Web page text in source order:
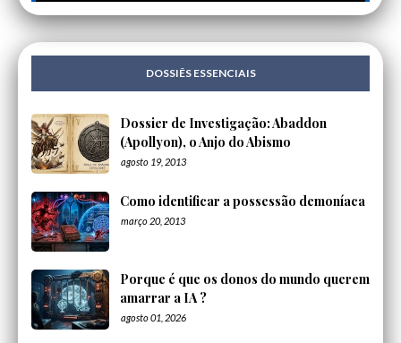
DOSSIÊS ESSENCIAIS
Dossier de Investigação: Abaddon
(Apollyon), o Anjo do Abismo
agosto 19, 2013
Como identificar a possessão demoníaca
março 20, 2013
Porque é que os donos do mundo querem
amarrar a IA ?
agosto 01, 2026